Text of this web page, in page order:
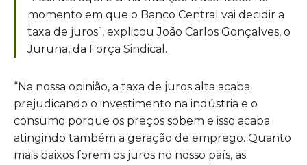
momento em que o Banco Central vai decidir a
taxa de juros”, explicou João Carlos Gonçalves, o
Juruna, da Força Sindical.
“Na nossa opinião, a taxa de juros alta acaba
prejudicando o investimento na indústria e o
consumo porque os preços sobem e isso acaba
atingindo também a geração de emprego. Quanto
mais baixos forem os juros no nosso país, as